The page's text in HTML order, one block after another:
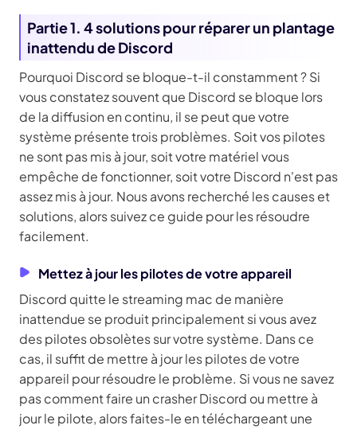
Partie 1. 4 solutions pour réparer un plantage
inattendu de Discord
Pourquoi Discord se bloque-t-il constamment ? Si
vous constatez souvent que Discord se bloque lors
de la diffusion en continu, il se peut que votre
système présente trois problèmes. Soit vos pilotes
ne sont pas mis à jour, soit votre matériel vous
empêche de fonctionner, soit votre Discord n'est pas
assez mis à jour. Nous avons recherché les causes et
solutions, alors suivez ce guide pour les résoudre
facilement.
Mettez à jour les pilotes de votre appareil
Discord quitte le streaming mac de manière
inattendue se produit principalement si vous avez
des pilotes obsolètes sur votre système. Dans ce
cas, il suffit de mettre à jour les pilotes de votre
appareil pour résoudre le problème. Si vous ne savez
pas comment faire un crasher Discord ou mettre à
jour le pilote, alors faites-le en téléchargeant une